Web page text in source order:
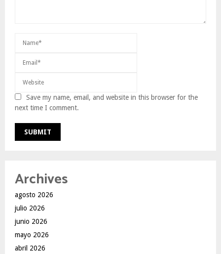
Save my name, email, and website in this browser for the
next time I comment.
Archives
agosto 2026
julio 2026
junio 2026
mayo 2026
abril 2026